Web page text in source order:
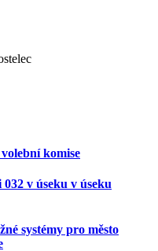
komise
v úseku v úseku
systémy pro město